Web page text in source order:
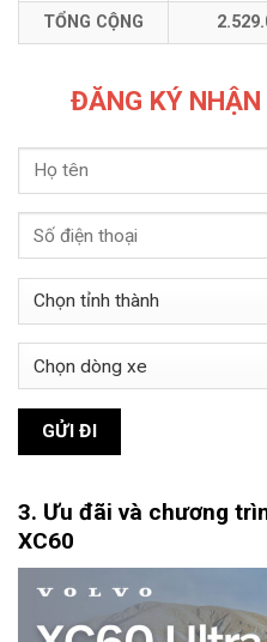
TỔNG CỘNG
ĐĂNG KÝ
3. Ưu đãi và chương
XC60